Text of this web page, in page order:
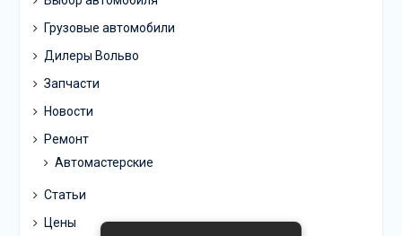
Грузовые автомобили
Дилеры Вольво
Запчасти
Новости
Ремонт
Автомастерские
Статьи
Цены